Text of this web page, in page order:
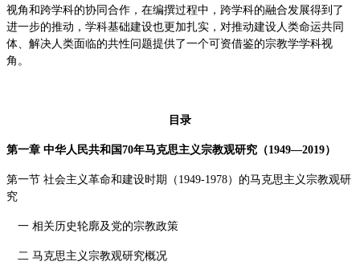
视角和跨学科的协同合作，在编撰过程中，跨学科的融合发展得到了
进一步的推动，学科基础建设也更加扎实，对推动建设人类命运共同
体、解决人类面临的共性问题提供了一个可资借鉴的宗教学学科视
角。
目录
第一章 中华人民共和国70年马克思主义宗教观研究（1949—2019）
第一节 社会主义革命和建设时期（ 1949-1978）的马克思主义宗教观研
究
一 相关历史轮廓及党的宗教政策
二 马克思主义宗教观研究概况